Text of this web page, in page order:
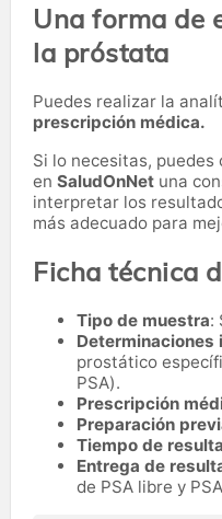
Una forma de
la próstata
Puedes realizar la
prescripción médica.
Si lo necesitas, puedes
en SaludOnNet una
interpretar los
más adecuado para
Ficha técnica
Tipo de muestra:
Determinaciones
prostático
PSA).
Prescripción
Preparación
Tiempo de
Entrega de
de PSA libre y